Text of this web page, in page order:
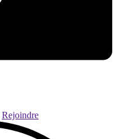
Rejoindre